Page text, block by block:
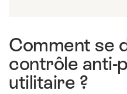
Comment se
contrôle anti-
utilitaire ?